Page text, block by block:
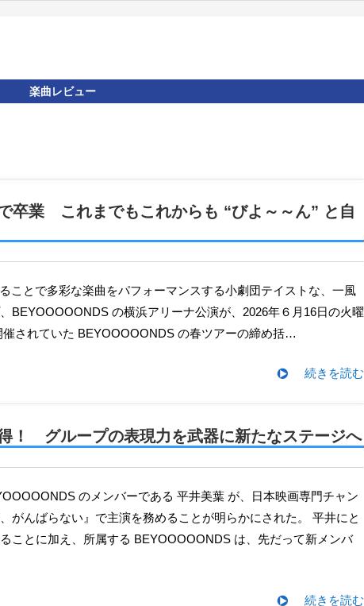
楽曲レビュー
卒業 これまでもこれからも “びよ～～ん” と自
BEYOOOOONDS の横浜アリーナ公演が、2026年６月16日の火曜
されていた BEYOOOOONDS の春ツアーの締め括…
続きを読む
！ グループの表現力を武器に新たなステージへ
がんばらない』で主演を務めることが明らかにされた。 平井にと
ことに加え、所属する BEYOOOOONDS は、先だって新メンバ
続きを読む